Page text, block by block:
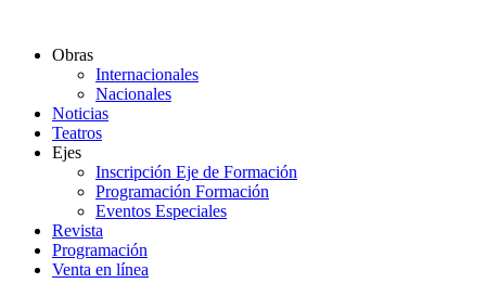
contenidoObras
Internacionales
Nacionales
Noticias
Teatros
Ejes
Inscripción Eje de Formación
Programación Formación
Eventos Especiales
Revista
Programación
Venta en línea